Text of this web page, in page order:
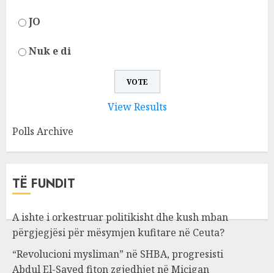
JO
Nuk e di
View Results
Polls Archive
TË FUNDIT
A ishte i orkestruar politikisht dhe kush mban
përgjegjësi për mësymjen kufitare në Ceuta?
“Revolucioni mysliman” në SHBA, progresisti
Abdul El-Sayed fiton zgjedhjet në Miçigan